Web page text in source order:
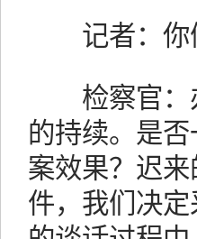
记者：你
检察官：办
的持续。是
案效果？迟
件，我们决